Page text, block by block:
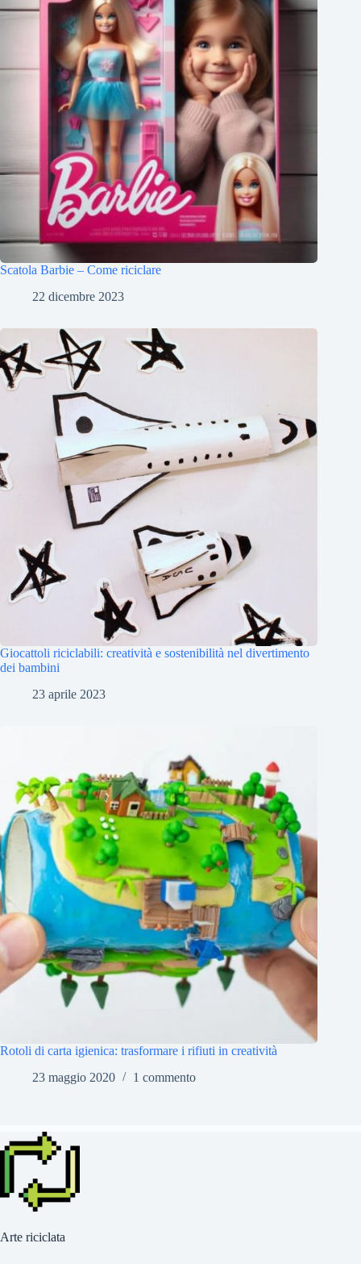
Scatola Barbie – Come riciclare
22 dicembre 2023
Giocattoli riciclabili: creatività e sostenibilità nel divertimento
dei bambini
23 aprile 2023
Rotoli di carta igienica: trasformare i rifiuti in creatività
23 maggio 2020
1 commento
Arte riciclata